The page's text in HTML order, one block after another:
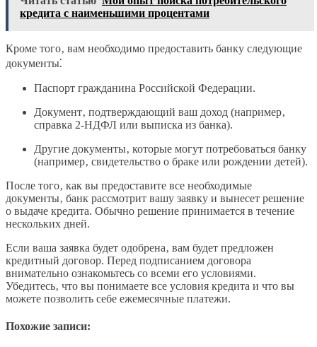
кредита с наименьшими процентами
Кроме того‚ вам необходимо предоставить банку следующие
документы⁚
Паспорт гражданина Российской Федерации.
Документ‚ подтверждающий ваш доход (например‚
справка 2-НДФЛ или выписка из банка).
Другие документы‚ которые могут потребоваться банку
(например‚ свидетельство о браке или рождении детей).
После того‚ как вы предоставите все необходимые
документы‚ банк рассмотрит вашу заявку и вынесет решение
о выдаче кредита. Обычно решение принимается в течение
нескольких дней.
Если ваша заявка будет одобрена‚ вам будет предложен
кредитный договор. Перед подписанием договора
внимательно ознакомьтесь со всеми его условиями.
Убедитесь‚ что вы понимаете все условия кредита и что вы
можете позволить себе ежемесячные платежи.
Похожие записи: